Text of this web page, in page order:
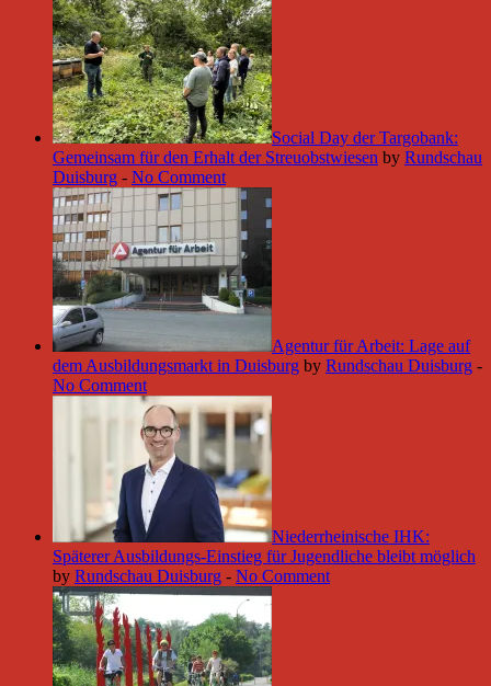
Social Day der Targobank:
Gemeinsam für den Erhalt der Streuobstwiesen by Rundschau
Duisburg - No Comment
Agentur für Arbeit: Lage auf
dem Ausbildungsmarkt in Duisburg by Rundschau Duisburg -
No Comment
Niederrheinische IHK:
Späterer Ausbildungs-Einstieg für Jugendliche bleibt möglich
by Rundschau Duisburg - No Comment